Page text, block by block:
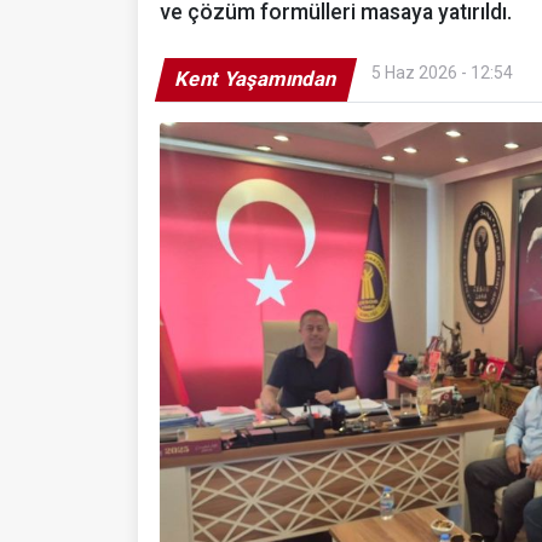
ve çözüm formülleri masaya yatırıldı.
Kent Yaşamından 5 Haz 2026 - 12:54